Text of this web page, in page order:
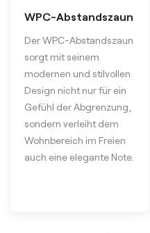
WPC-Abstandszaun
Der WPC-Abstandszaun
sorgt mit seinem
modernen und stilvollen
Design nicht nur für ein
Gefühl der Abgrenzung,
sondern verleiht dem
Wohnbereich im Freien
auch eine elegante Note.